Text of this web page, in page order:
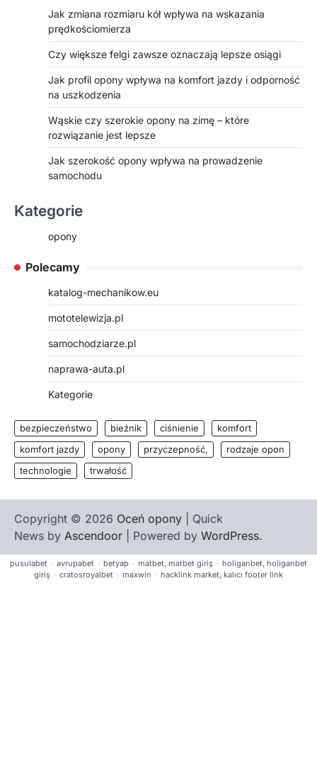
Jak zmiana rozmiaru kół wpływa na wskazania
prędkościomierza
Czy większe felgi zawsze oznaczają lepsze osiągi
Jak profil opony wpływa na komfort jazdy i odporność
na uszkodzenia
Wąskie czy szerokie opony na zimę – które
rozwiązanie jest lepsze
Jak szerokość opony wpływa na prowadzenie
samochodu
Kategorie
opony
Polecamy
katalog-mechanikow.eu
mototelewizja.pl
samochodziarze.pl
naprawa-auta.pl
Kategorie
bezpieczeństwo bieżnik ciśnienie
komfort
komfort jazdy
opony przyczepność,
rodzaje opon
technologie
trwałość
Copyright © 2026 Oceń opony | Quick
News by Ascendoor | Powered by WordPress.
pusulabet · avrupabet · betyap · matbet, matbet giriş · holiganbet, holiganbet
giriş · cratosroyalbet · maxwin · hacklink market, kalıcı footer link